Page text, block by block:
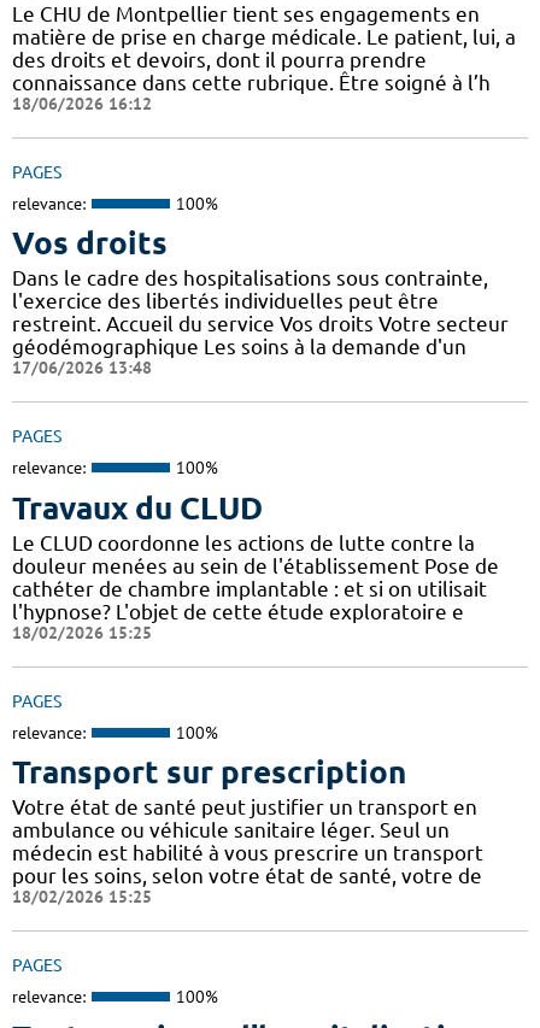
Le CHU de Montpellier tient ses engagements en
matière de prise en charge médicale. Le patient, lui, a
des droits et devoirs, dont il pourra prendre
connaissance dans cette rubrique. Être soigné à l’h
18/06/2026 16:12
PAGES
relevance: 100%
Vos droits
Dans le cadre des hospitalisations sous contrainte,
l'exercice des libertés individuelles peut être
restreint. Accueil du service Vos droits Votre secteur
géodémographique Les soins à la demande d'un
17/06/2026 13:48
PAGES
relevance: 100%
Travaux du CLUD
Le CLUD coordonne les actions de lutte contre la
douleur menées au sein de l'établissement Pose de
cathéter de chambre implantable : et si on utilisait
l'hypnose? L'objet de cette étude exploratoire e
18/02/2026 15:25
PAGES
relevance: 100%
Transport sur prescription
Votre état de santé peut justifier un transport en
ambulance ou véhicule sanitaire léger. Seul un
médecin est habilité à vous prescrire un transport
pour les soins, selon votre état de santé, votre de
18/02/2026 15:25
PAGES
relevance: 100%